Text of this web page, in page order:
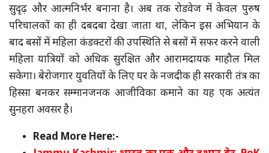
सुदृढ़ और आत्मनिर्भर बनाना है। अब तक रोडवेज में केवल पुरुष
परिचालकों का ही दबदबा देखा जाता था, लेकिन इस अभियान के
बाद बसों में महिला कंडक्टरों की उपस्थिति से बसों में सफर करने वाली
महिला यात्रियों को अधिक सुरक्षित और आरामदायक माहौल मिल
सकेगा। बेरोजगार युवतियों के लिए घर के नजदीक ही सरकारी तंत्र का
हिस्सा बनकर सम्मानजनक आजीविका कमाने का यह एक अत्यंत
सुनहरा अवसर है।
Read More Here:-